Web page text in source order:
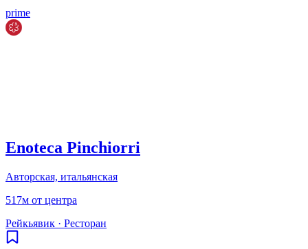
prime
Enoteca Pinchiorri
Авторская, итальянская
517м от центра
Рейкьявик · Ресторан